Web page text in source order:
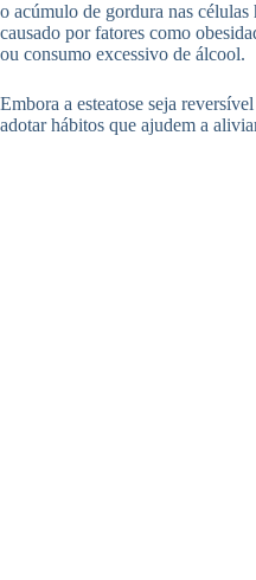
o acúmulo de gordura nas células
causado por fatores como
ou consumo excessivo de álcool.
Embora a esteatose seja
adotar hábitos que ajudem a